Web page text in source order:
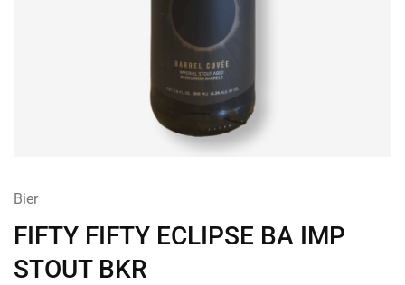
Bier
FIFTY FIFTY ECLIPSE BA IMP
STOUT BKR